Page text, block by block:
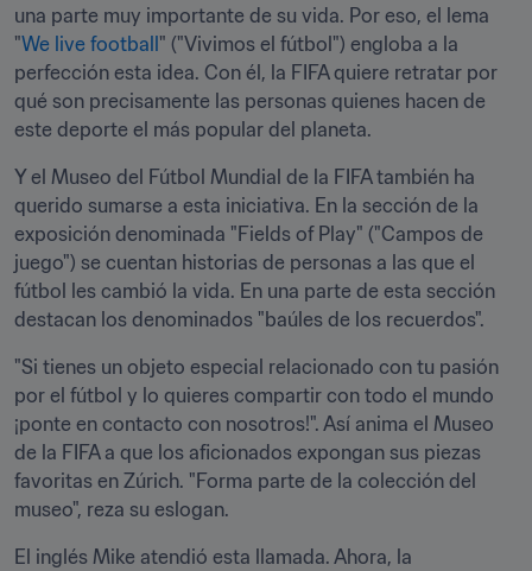
una parte muy importante de su vida. Por eso, el lema
"We live football " ("Vivimos el fútbol") engloba a la
perfección esta idea. Con él, la FIFA quiere retratar por
qué son precisamente las personas quienes hacen de
este deporte el más popular del planeta.
Y el Museo del Fútbol Mundial de la FIFA también ha
querido sumarse a esta iniciativa. En la sección de la
exposición denominada "Fields of Play" ("Campos de
juego") se cuentan historias de personas a las que el
fútbol les cambió la vida. En una parte de esta sección
destacan los denominados "baúles de los recuerdos".
"Si tienes un objeto especial relacionado con tu pasión
por el fútbol y lo quieres compartir con todo el mundo
¡ponte en contacto con nosotros!". Así anima el Museo
de la FIFA a que los aficionados expongan sus piezas
favoritas en Zúrich. "Forma parte de la colección del
museo", reza su eslogan.
El inglés Mike atendió esta llamada. Ahora, la